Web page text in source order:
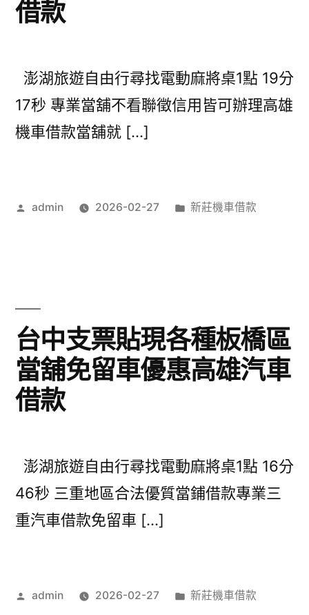
借款
澎湖旅遊自由行尋找電動麻將桌1點 19分
17秒 專業當舖不看聯徵信用皆可辦理高雄
機車借款當舖就 […]
作
admin 2026-02-27
分
新莊機車借款
台中支票貼現各種板橋區
當舖免留車優惠高雄汽車
借款
澎湖旅遊自由行尋找電動麻將桌1點 16分
46秒 三重地區合法優質當鋪借款專業三
重汽車借款免留車 […]
作
admin 2026-02-27
分
新莊機車借款